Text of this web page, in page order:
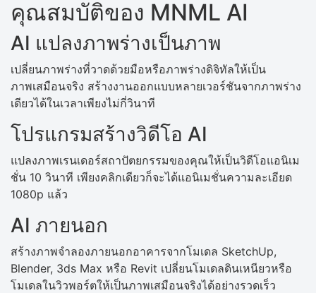
คุณสมบัติของ MNML AI
AI แปลงภาพร่างเป็นภาพ
เปลี่ยนภาพร่างที่วาดด้วยมือหรือภาพร่างดิจิทัลให้เป็น
ภาพเสมือนจริง สร้างงานออกแบบหลายเวอร์ชันจากภาพร่าง
เดียวได้ในเวลาเพียงไม่กี่วินาที
โปรแกรมสร้างวิดีโอ AI
แปลงภาพเรนเดอร์สถาปัตยกรรมของคุณให้เป็นวิดีโอแอนิเม
ชั่น 10 วินาที เพียงคลิกเดียวก็จะได้แอนิเมชั่นความละเอียด
1080p แล้ว
AI ภายนอก
สร้างภาพจำลองภายนอกอาคารจากโมเดล SketchUp,
Blender, 3ds Max หรือ Revit เปลี่ยนโมเดลดินเหนียวหรือ
โมเดลในวิวพอร์ตให้เป็นภาพเสมือนจริงได้อย่างรวดเร็ว